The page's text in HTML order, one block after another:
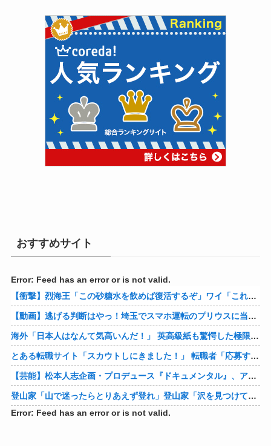
おすすめサイト
Error: Feed has an error or is not valid.
【衝撃】烈海王「この砂糖水を飲めば復活するぞ」ワイ「これはトンデモ理論やろなぁ」ﾍﾟﾗ←結果ｗｗｗｗ
【動画】逃げる判断はやっ！埼玉でスマホ運転のプリウスに当て逃げされる車載。
海外「日本人はなんて気高いんだ！」 英高級紙も驚愕した極限の中の日本人の姿に世界が衝撃
とある転職サイト「スカウトしにきました！」 転職者「応募するわ！」 → 結果ｗｗｗｗｗ
【芸能】松本人志企画・プロデュース『ドキュメンタル』、アメリカで初の制作が決定
登山家「山で迷ったらとりあえず登れ」登山家「沢を見つけて下山しろ」←これ結局どっちが正解なの？
Error: Feed has an error or is not valid.